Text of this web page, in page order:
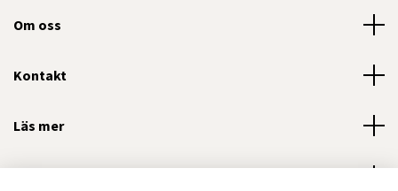
Om oss
Kontakt
Läs mer